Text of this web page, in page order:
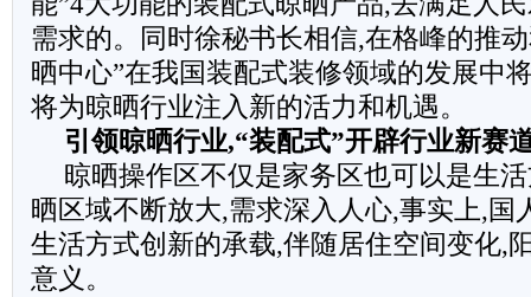
需求的。同时徐秘书长相信,在格峰的推
晒中心”在我国装配式装修领域的发展中
将为晾晒行业注入新的活力和机遇。
引领晾晒行业,“装配式”开辟行业新赛
晾晒操作区不仅是家务区也可以是生
晒区域不断放大,需求深入人心,事实上,国
生活方式创新的承载,伴随居住空间变化,
意义。